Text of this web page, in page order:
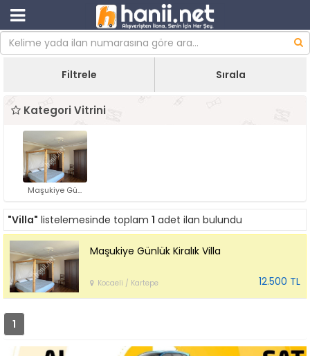
Filtrele Sırala
Kategori Vitrini
Maşukiye Gü...
"Villa" listelemesinde toplam 1 adet ilan bulundu
Maşukiye Günlük Kiralık Villa
Kocaeli / Kartepe 12.500 TL
1